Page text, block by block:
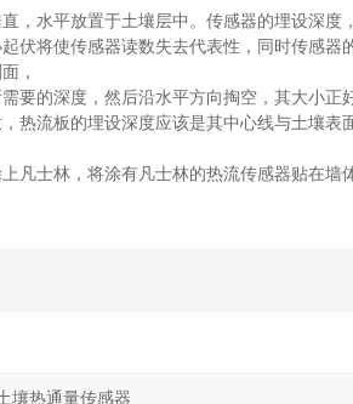
，水平放置于土壤层中。传感器的埋设深
伏将使传感器读数失去代表性，同时传感
，
要的深度，然后沿水平方向掏空，其大小
热流板的埋设深度应该是其中心线与土壤表
凡士林，将涂有凡士林的热流传感器贴在